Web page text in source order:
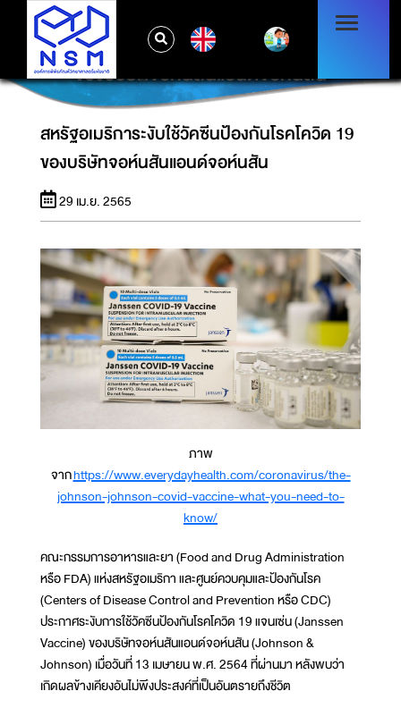
สหรัฐอเมริการะงับใช้วัคซีนป้องกันโรคโควิด 19
ของบริษัทจอห์นสันแอนด์จอห์นสัน
สหรัฐอเมริการะงับใช้วัคซีนป้องกันโรคโควิด 19
ของบริษัทจอห์นสันแอนด์จอห์นสัน
29 เม.ย. 2565
ภาพ
จากhttps://www.everydayhealth.com/coronavirus/the-
johnson-johnson-covid-vaccine-what-you-need-to-
know/
คณะกรรมการอาหารและยา (Food and Drug Administration
หรือ FDA) แห่งสหรัฐอเมริกา และศูนย์ควบคุมและป้องกันโรค
(Centers of Disease Control and Prevention หรือ CDC)
ประกาศระงับการใช้วัคซีนป้องกันโรคโควิด 19 แจนเซ่น (Janssen
Vaccine) ของบริษัทจอห์นสันแอนด์จอห์นสัน (Johnson &
Johnson) เมื่อวันที่ 13 เมษายน พ.ศ. 2564 ที่ผ่านมา หลังพบว่า
เกิดผลข้างเคียงอันไม่พึงประสงค์ที่เป็นอันตรายถึงชีวิต